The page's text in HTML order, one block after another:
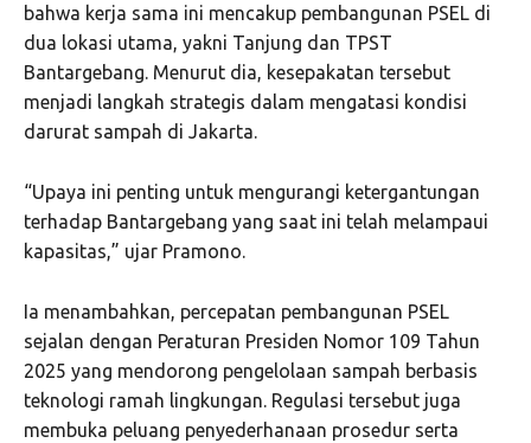
bahwa kerja sama ini mencakup pembangunan PSEL di
dua lokasi utama, yakni Tanjung dan TPST
Bantargebang. Menurut dia, kesepakatan tersebut
menjadi langkah strategis dalam mengatasi kondisi
darurat sampah di Jakarta.
“Upaya ini penting untuk mengurangi ketergantungan
terhadap Bantargebang yang saat ini telah melampaui
kapasitas,” ujar Pramono.
Ia menambahkan, percepatan pembangunan PSEL
sejalan dengan Peraturan Presiden Nomor 109 Tahun
2025 yang mendorong pengelolaan sampah berbasis
teknologi ramah lingkungan. Regulasi tersebut juga
membuka peluang penyederhanaan prosedur serta